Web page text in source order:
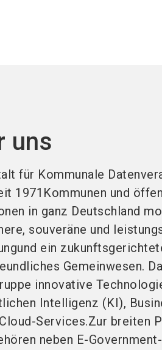
uns
für Kommunale
1971Kommunen und
in ganz Deutschland
souveräne und
ein
Gemeinwesen.
innovative
Intelligenz (KI),
Services.Zur breiten
neben E-